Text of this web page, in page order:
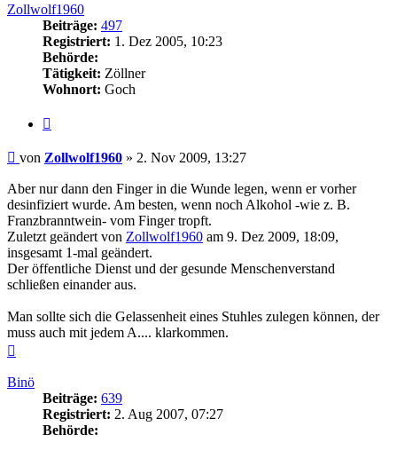
Zollwolf1960
Beiträge: 497
Registriert: 1. Dez 2005, 10:23
Behörde:
Tätigkeit: Zöllner
Wohnort: Goch
Beitrag
von Zollwolf1960 » 2. Nov 2009, 13:27
Aber nur dann den Finger in die Wunde legen, wenn er vorher
desinfiziert wurde. Am besten, wenn noch Alkohol -wie z. B.
Franzbranntwein- vom Finger tropft.
Zuletzt geändert von Zollwolf1960 am 9. Dez 2009, 18:09,
insgesamt 1-mal geändert.
Der öffentliche Dienst und der gesunde Menschenverstand
schließen einander aus.
Man sollte sich die Gelassenheit eines Stuhles zulegen können, der
muss auch mit jedem A.... klarkommen.
Binö
Beiträge: 639
Registriert: 2. Aug 2007, 07:27
Behörde: